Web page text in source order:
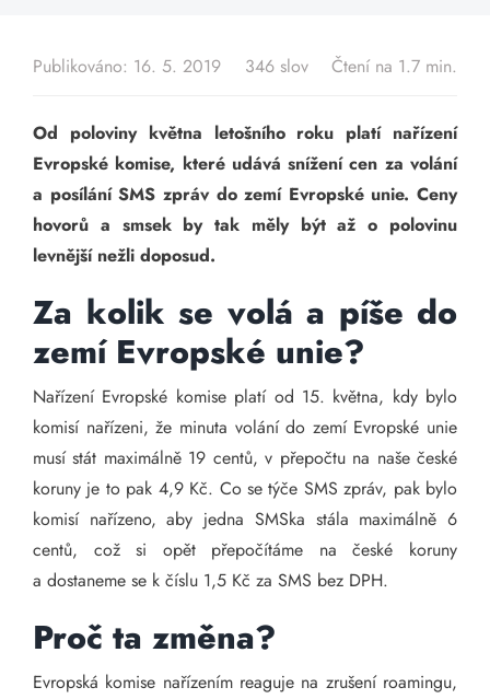
Publikováno: 16. 5. 2019 346 slov Čtení na 1.7 min.
Od poloviny května letošního roku platí nařízení
Evropské komise, které udává snížení cen za volání
a posílání SMS zpráv do zemí Evropské unie. Ceny
hovorů a smsek by tak měly být až o polovinu
levnější nežli doposud.
Za kolik se volá a píše do
zemí Evropské unie?
Nařízení Evropské komise platí od 15. května, kdy bylo
komisí nařízeni, že minuta volání do zemí Evropské unie
musí stát maximálně 19 centů, v přepočtu na naše české
koruny je to pak 4,9 Kč. Co se týče SMS zpráv, pak bylo
komisí nařízeno, aby jedna SMSka stála maximálně 6
centů, což si opět přepočítáme na české koruny
a dostaneme se k číslu 1,5 Kč za SMS bez DPH.
Proč ta změna?
Evropská komise nařízením reaguje na zrušení roamingu,